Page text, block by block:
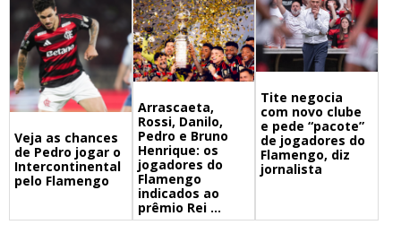
Veja as chances
de Pedro jogar o
Intercontinental
pelo Flamengo
Arrascaeta,
Rossi, Danilo,
Pedro e Bruno
Henrique: os
jogadores do
Flamengo
indicados ao
prêmio Rei ...
Tite negocia
com novo clube
e pede “pacote”
de jogadores do
Flamengo, diz
jornalista